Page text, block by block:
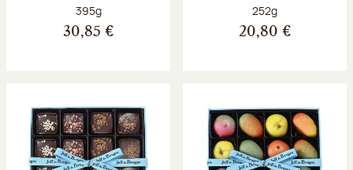
Poids net :
395g
30,85 €
Poids net :
252g
20,80 €